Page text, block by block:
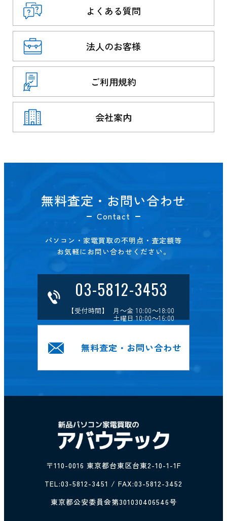
よくある質問
法人のお客様
ご利用規約
会社案内
無料査定・お問い合わせ
Contact
パソコン・家電買取の不明点・査定額等
お気軽にお問い合わせください。
03-5812-3453
【受付時間】 月～金 10:00～18:00
土曜日 10:00～16:00
無料査定・お問い合わせ
〒110-0016 東京都台東区台東2-10-1-1F
TEL:03-5812-3451 / FAX:03-5812-3452
東京都公安委員会第301030406546号